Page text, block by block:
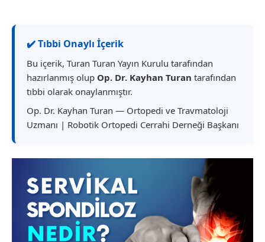
✔️ Tıbbi Onaylı İçerik
Bu içerik, Turan Turan Yayın Kurulu tarafından
hazırlanmış olup Op. Dr. Kayhan Turan tarafından
tıbbi olarak onaylanmıştır.
Op. Dr. Kayhan Turan — Ortopedi ve Travmatoloji
Uzmanı | Robotik Ortopedi Cerrahi Derneği Başkanı